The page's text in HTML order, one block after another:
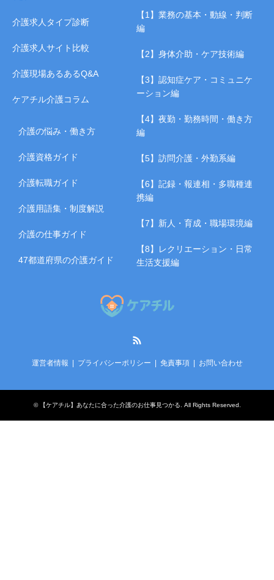
介護求人タイプ診断
介護求人サイト比較
介護現場あるあるQ&A
ケアチル介護コラム
介護の悩み・働き方
介護資格ガイド
介護転職ガイド
介護用語集・制度解説
介護の仕事ガイド
47都道府県の介護ガイド
【1】業務の基本・動線・判断
編
【2】身体介助・ケア技術編
【3】認知症ケア・コミュニケ
ーション編
【4】夜勤・勤務時間・働き方
編
【5】訪問介護・外勤系編
【6】記録・報連相・多職種連
携編
【7】新人・育成・職場環境編
【8】レクリエーション・日常
生活支援編
運営者情報 プライバシーポリシー 免責事項 お問い合わせ
© 【ケアチル】あなたに合った介護のお仕事見つかる . All Rights Reserved.